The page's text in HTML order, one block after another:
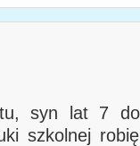
syn lat 7
szkolnej